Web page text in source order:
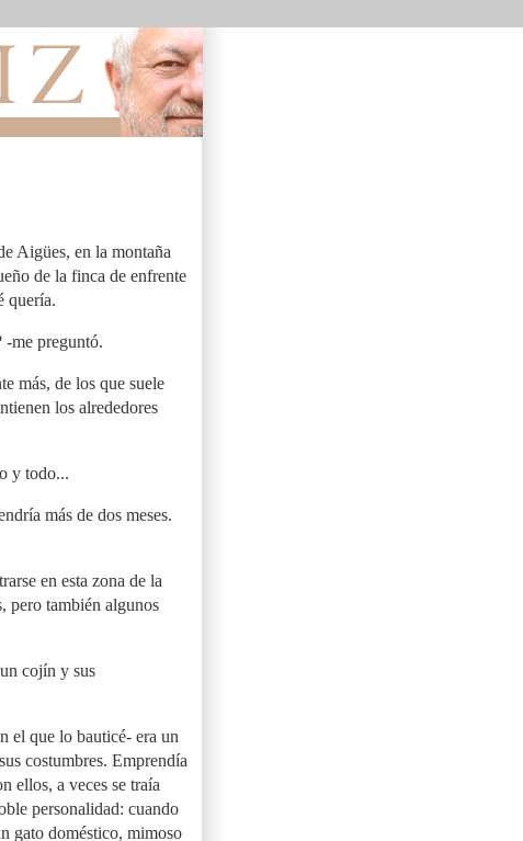
Aigües, en la montaña
de la finca de enfrente
quería.
-me preguntó.
más, de los que suele
los alrededores
y todo...
más de dos meses.
en esta zona de la
pero también algunos
cojín y sus
el que lo bauticé- era un
costumbres. Emprendía
ellos, a veces se traía
personalidad: cuando
gato doméstico, mimoso